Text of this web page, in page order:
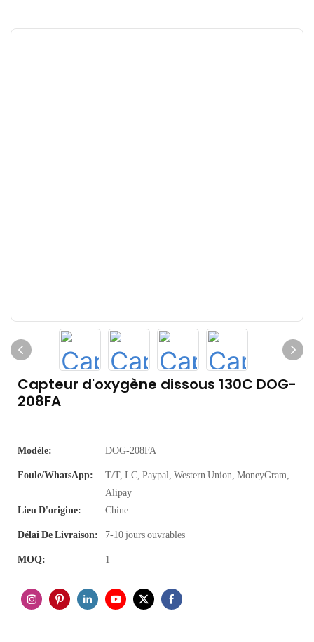
Capteur d'oxygène dissous 130C DOG-
208FA
Modèle: DOG-208FA
Foule/WhatsApp:
T/T, LC, Paypal, Western Union, MoneyGram,
Alipay
Lieu D'origine:
Chine
Délai De Livraison: 7-10 jours ouvrables
MOQ: 1